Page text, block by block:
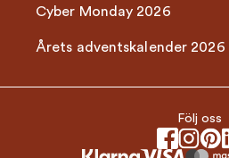
Cyber Monday 2026
Årets adventskalender 2026
Följ oss